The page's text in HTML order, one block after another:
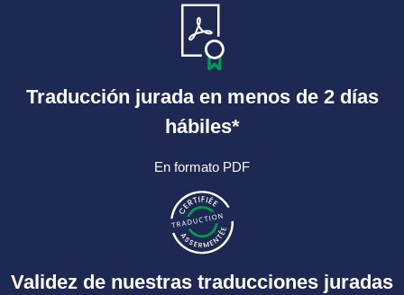
Traducción jurada en menos de 2 días
hábiles*
En formato PDF
Validez de nuestras traducciones juradas